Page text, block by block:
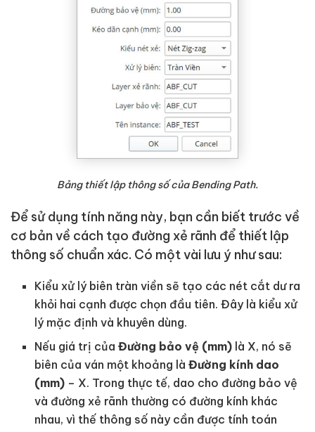
Bảng thiết lập thông số của Bending Path.
Để sử dụng tính năng này, bạn cần biết trước về
cơ bản về cách tạo đường xẻ rãnh để thiết lập
thông số chuẩn xác. Có một vài lưu ý như sau:
Kiểu xử lý biên tràn viền sẽ tạo các nét cắt dư ra
khỏi hai cạnh được chọn đầu tiên. Đây là kiểu xử
lý mặc định và khuyên dùng.
Nếu giá trị củaĐường bảo vệ (mm) là X, nó sẽ
biên của ván một khoảng làĐường kính dao
(mm) – X. Trong thực tế, dao cho đường bảo vệ
và đường xẻ rãnh thường có đường kính khác
nhau, vì thế thông số này cần được tính toán